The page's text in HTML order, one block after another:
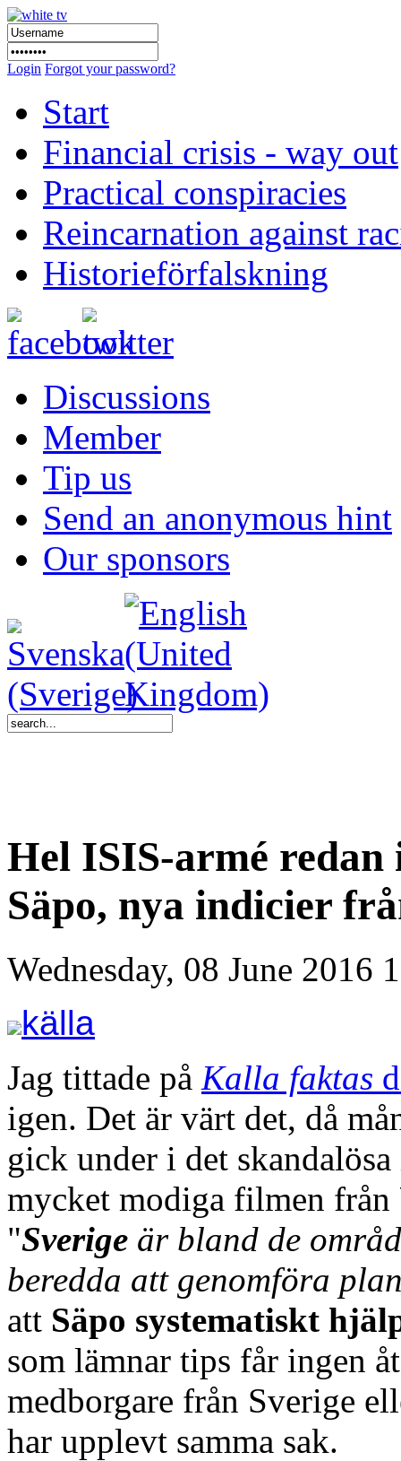
Login Forgot your password?
Start
Financial crisis - way out
Practical conspiracies
Reincarnation against
Historieförfalskning
Discussions
Member
Tip us
Send an anonymous hint
Our sponsors
Hel ISIS-armé redan
Säpo, nya indicier
Wednesday, 08 June 2016
källa
Jag tittade på Kalla faktas
igen. Det är värt det, då
gick under i det
mycket modiga filmen från
"Sverige är bland de
beredda att genomföra
att Säpo systematiskt
som lämnar tips får ingen
medborgare från Sverige
har upplevt samma sak.